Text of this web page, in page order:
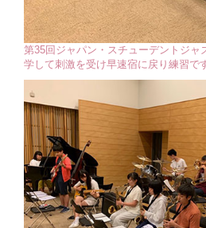
第35回ジャパン・スチューデントジャ
学して刺激を受け早速宿に戻り練習で